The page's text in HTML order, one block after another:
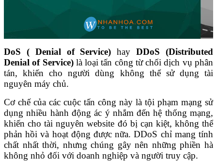
DoS ( Denial of Service) hayDDoS (Distributed
Denial of Service)là loại tấn công từ chối dịch vụ phân
tán, khiến cho người dùng không thể sử dụng tài
nguyên máy chủ.
Cơ chế của các cuộc tấn công này là tội phạm mạng sử
dụng nhiều hành động ác ý nhắm đến hệ thống mạng,
khiến cho tài nguyên website đó bị cạn kiệt, không thể
phản hồi và hoạt động được nữa. DDoS chỉ mang tính
chất nhất thời, nhưng chúng gây nên những phiền hà
không nhỏ đối với doanh nghiệp và người truy cập.